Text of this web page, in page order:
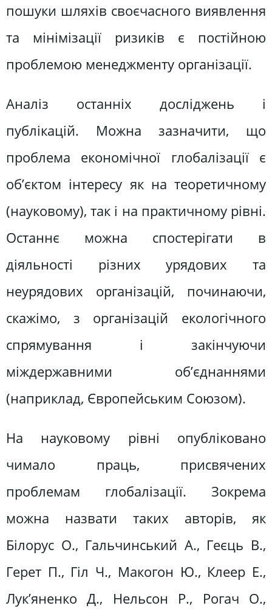
пошуки шляхів своєчасного виявлення
та мінімізації ризиків є постійною
проблемою менеджменту організації.
Аналіз останніх досліджень і
публікацій. Можна зазначити, що
проблема економічної глобалізації є
об’єктом інтересу як на теоретичному
(науковому), так і на практичному рівні.
Останнє можна спостерігати в
діяльності різних урядових та
неурядових організацій, починаючи,
скажімо, з організацій екологічного
спрямування і закінчуючи
міждержавними об’єднаннями
(наприклад, Європейським Союзом).
На науковому рівні опубліковано
чимало праць, присвячених
проблемам глобалізації. Зокрема
можна назвати таких авторів, як
Білорус О., Гальчинський А., Геєць В.,
Герет П., Гіл Ч., Макогон Ю., Клеер Е.,
Лук’яненко Д., Нельсон Р., Рогач О.,